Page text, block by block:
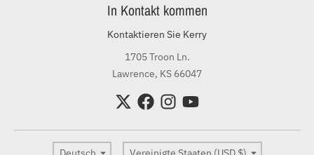
In Kontakt kommen
Kontaktieren Sie Kerry
1705 Troon Ln.
Lawrence, KS 66047
Sprache Land/Region